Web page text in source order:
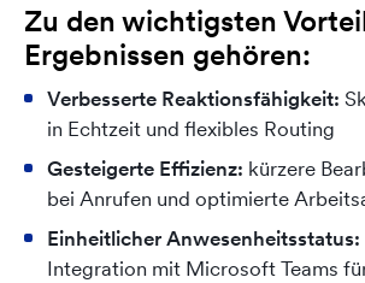
Zu den wichtigsten
Ergebnissen gehören:
Verbesserte Reaktionsfähigkeit:
in Echtzeit und flexibles Routing
Gesteigerte Effizienz: kürzere
bei Anrufen und optimierte
Einheitlicher Anwesenheitsstatus:
Integration mit Microsoft Teams